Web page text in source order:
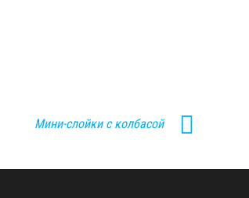
Мини-слойки с колбасой